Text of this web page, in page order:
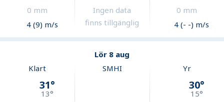
0 mm
4 (9) m/s
Ingen data
finns tillgänglig
0 mm
4 (- -) m/s
Lör 8 aug
Klart
31°
13°
SMHI Yr
30°
15°